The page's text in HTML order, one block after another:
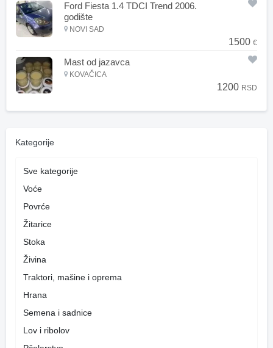
Ford Fiesta 1.4 TDCI Trend 2006.
godište
NOVI SAD
1500 €
Mast od jazavca
KOVAČICA
1200 RSD
Kategorije
Sve kategorije
Voće
Povrće
Žitarice
Stoka
Živina
Traktori, mašine i oprema
Hrana
Semena i sadnice
Lov i ribolov